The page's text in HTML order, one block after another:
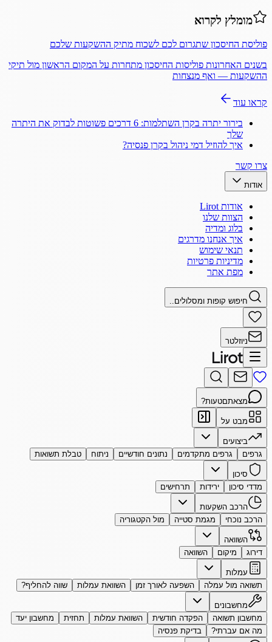
מומלץ לקרוא
פוליסת החיסכון שתגרום לכם לשכוח מתיק ההשקעות שלכם
בשנים האחרונות פוליסות החיסכון מתחרות על המקום הראשון מול תיקי
ההשקעות — ואף מנצחות
קראו עוד
בירור יתרה בקרן השתלמות: 6 דרכים פשוטות לבדוק את היתרה
שלך
איך להוזיל דמי ניהול בקרן פנסיה?
צרו קשר
אודות
אודות Lirot
הצוות שלנו
בלוג ומדיה
איך אנחנו מדרגים
תנאי שימוש
מדיניות פרטיות
מפת אתר
חיפוש קופות ומסלולים..
ניוזלטר
מצאתםטעות?
מבט על
ביצועים
גרפים
גרפים מתקדמים נתונים חודשיים ניתוח טבלת תשואות
סיכון
מדדי סיכון
ירידות תרחישים
הרכב השקעות
הרכב נוכחי
מגמת סטייה מול הקטגוריה
השוואה
דירוג
מיקום השוואה
עמלות
תשואה מול עמלה
השפעה לאורך זמן השוואת עמלות שווה להחליף?
מחשבונים
מחשבון תשואה
הפקדה חודשית השוואת עמלות תחזית
מחשבון יעד
מה אם עברתי?
בדיקת פנסיה